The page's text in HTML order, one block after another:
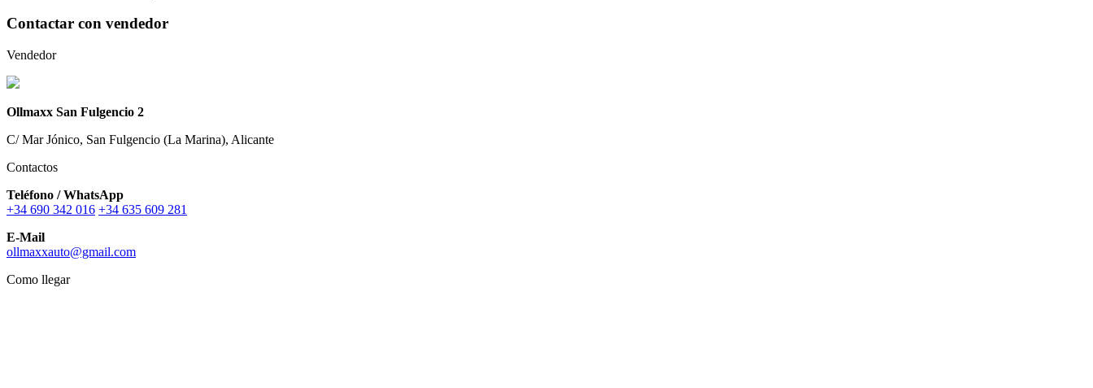
Contactar con vendedor
Vendedor
Ollmaxx San Fulgencio 2
C/ Mar Jónico, San Fulgencio (La Marina), Alicante
Contactos
Teléfono / WhatsApp
+34 690 342 016 +34 635 609 281
E-Mail
ollmaxxauto@gmail.com
Como llegar